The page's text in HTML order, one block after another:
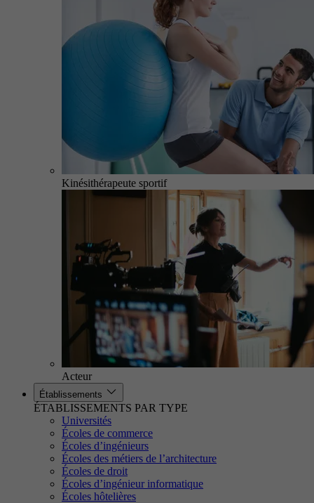
Kinésithérapeute sportif
Acteur
Établissements
ÉTABLISSEMENTS PAR TYPE
Universités
Écoles de commerce
Écoles d’ingénieurs
Écoles des métiers de l’architecture
Écoles de droit
Écoles d’ingénieur informatique
Écoles hôtelières